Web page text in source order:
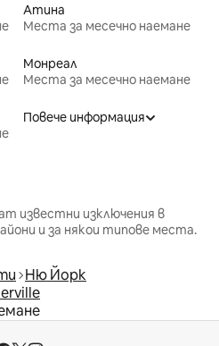
Атина
Места за месечно наемане
Монреал
Места за месечно наемане
Повече информация
известни изключения в
и за някои типове места.
Ню Йорк